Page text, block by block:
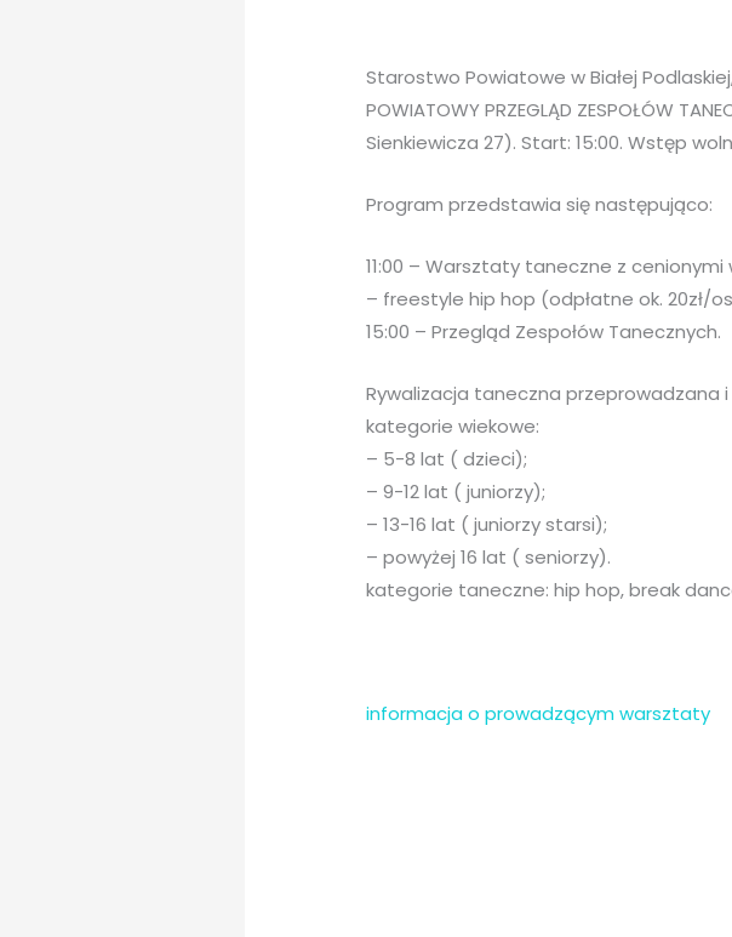
Starostwo Powiatowe w Białej
POWIATOWY PRZEGLĄD ZESPOŁÓW
Sienkiewicza 27). Start: 15:00. Wstęp
Program przedstawia się następująco:
11:00 – Warsztaty taneczne z cenionymi
– freestyle hip hop (odpłatne ok. 20zł/
15:00 – Przegląd Zespołów Tanecznych.
Rywalizacja taneczna przeprowadzana
kategorie wiekowe:
– 5-8 lat ( dzieci);
– 9-12 lat ( juniorzy);
– 13-16 lat ( juniorzy starsi);
– powyżej 16 lat ( seniorzy).
kategorie taneczne: hip hop, break
informacja o prowadzącym warsztaty